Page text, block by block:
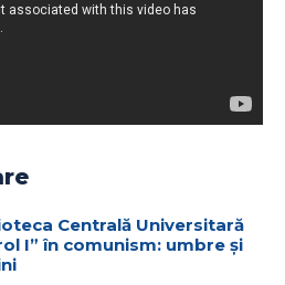
Centrală Universitară
I” în comunism: umbre și